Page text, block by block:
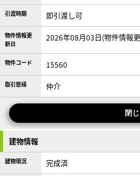
引渡時期 即引渡し可
物件情報更
新日
2026年08月03日(物件情報
物件コード 15560
取引態様 仲介
閉
建物情報
建物現況 完成済